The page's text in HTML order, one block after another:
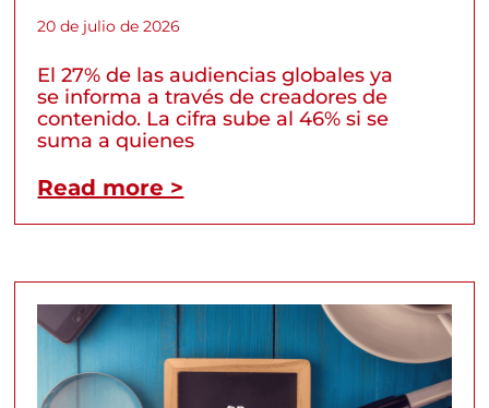
20 de julio de 2026
El 27% de las audiencias globales ya
se informa a través de creadores de
contenido. La cifra sube al 46% si se
suma a quienes
Read more >